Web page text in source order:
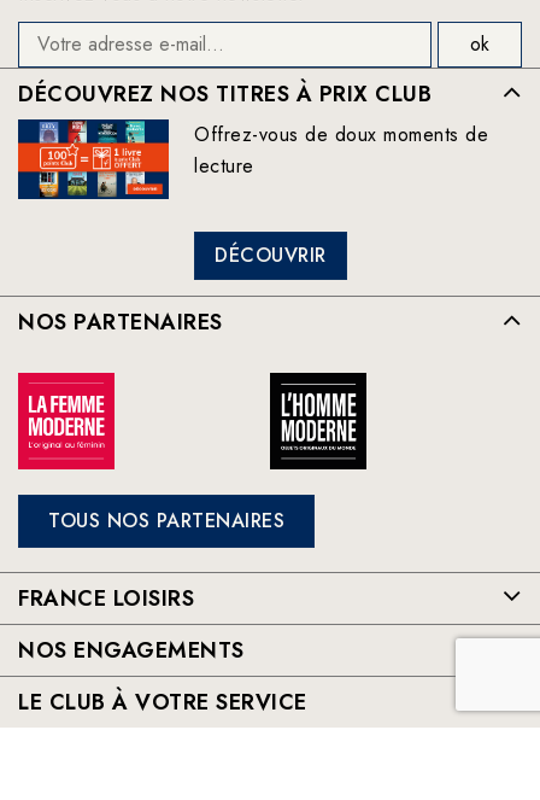
DÉCOUVREZ NOS TITRES À PRIX CLUB
Offrez-vous de doux moments de
lecture
DÉCOUVRIR
NOS PARTENAIRES
TOUS NOS PARTENAIRES
FRANCE LOISIRS
NOS ENGAGEMENTS
LE CLUB À VOTRE SERVICE